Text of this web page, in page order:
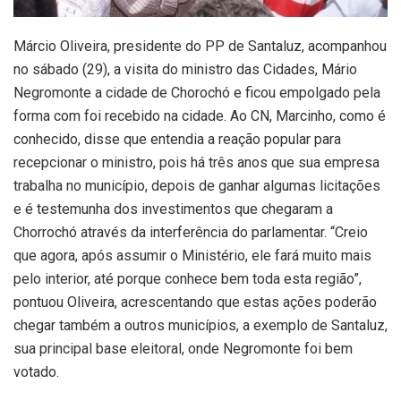
Márcio Oliveira, presidente do PP de Santaluz, acompanhou
no sábado (29), a visita do ministro das Cidades, Mário
Negromonte a cidade de Chorochó e ficou empolgado pela
forma com foi recebido na cidade. Ao CN, Marcinho, como é
conhecido, disse que entendia a reação popular para
recepcionar o ministro, pois há três anos que sua empresa
trabalha no município, depois de ganhar algumas licitações
e é testemunha dos investimentos que chegaram a
Chorrochó através da interferência do parlamentar. “Creio
que agora, após assumir o Ministério, ele fará muito mais
pelo interior, até porque conhece bem toda esta região”,
pontuou Oliveira, acrescentando que estas ações poderão
chegar também a outros municípios, a exemplo de Santaluz,
sua principal base eleitoral, onde Negromonte foi bem
votado.